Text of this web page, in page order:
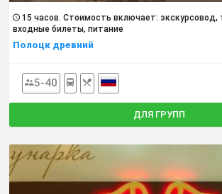
15 часов. Cтоимость включает: экскурсовод,
входные билеты, питание
Полоцк древний
5-40
ДЛЯ ГРУПП